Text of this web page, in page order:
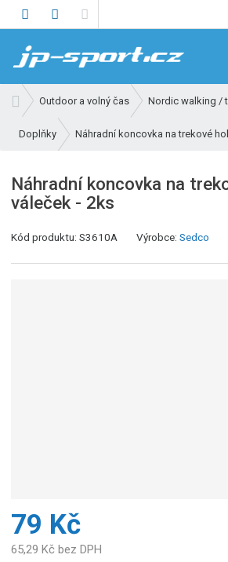
h
e
t
v
o
í
s
r
Outdoor a volný čas Nordic walking /
Doplňky Náhradní koncovka na trekové
Náhradní koncovka na
váleček - 2ks
Kód produktu:S3610A Výrobce:Sedco
79 Kč
65,29 Kč bez DPH